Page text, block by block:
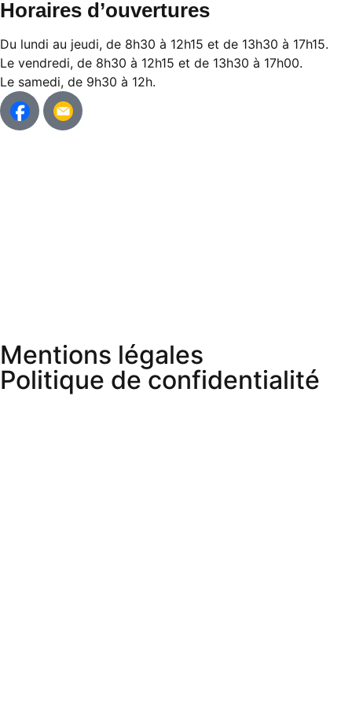
Horaires d’ouvertures
Du lundi au jeudi, de 8h30 à 12h15 et de 13h30 à 17h15.
Le vendredi, de 8h30 à 12h15 et de 13h30 à 17h00.
Le samedi, de 9h30 à 12h.
Mentions légales
Politique de confidentialité